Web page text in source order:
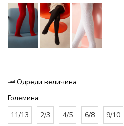
Одреди величина
Големина:
11/13
2/3 4/5 6/8 9/10